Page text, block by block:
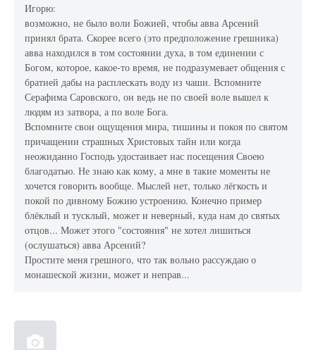
Игорю:
возможно, не было воли Божией, чтобы авва Арсений
принял брата. Скорее всего (это предположение грешника)
авва находился в том состоянии духа, в том единении с
Богом, которое, какое-то время, не подразумевает общения с
братией дабы на расплескать воду из чаши. Вспомните
Серафима Саровского, он ведь не по своей воле вышел к
людям из затвора, а по воле Бога.
Вспомните свои ощущения мира, тишины и покоя по святом
причащении страшных Христовых тайн или когда
неожиданно Господь удостаивает нас посещения Своею
благодатью. Не знаю как кому, а мне в такие моменты не
хочется говорить вообще. Мыслей нет, только лёгкость и
покой по дивному Божию устроению. Конечно пример
блёклый и тусклый, может и неверный, куда нам до святых
отцов... Может этого "состояния" не хотел лишиться
(ослушаться) авва Арсений?
Простите меня грешного, что так вольно рассуждаю о
монашеской жизни, может и неправ...